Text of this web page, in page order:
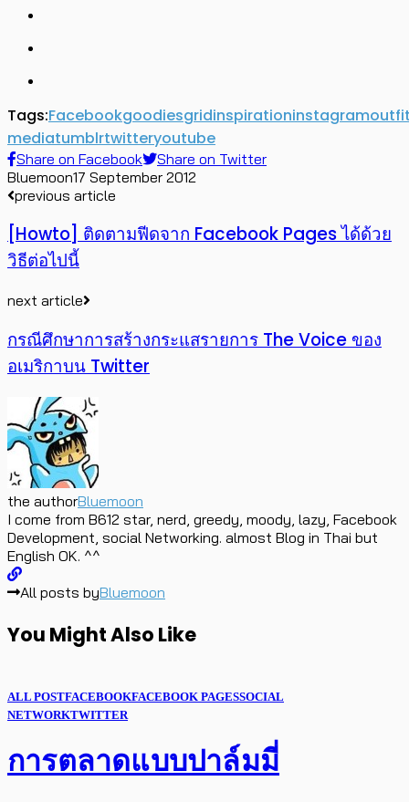
Tags:Facebookgoodiesgridinspirationinstagram
mediatumblrtwitteryoutube
Share on Facebook
Share on Twitter
Bluemoon17 September 2012
previous article
[Howto] ติดตามฟีดจาก Facebook Pages ได้ด้วย
วิธีต่อไปนี้
next article
กรณีศึกษาการสร้างกระแสรายการ The Voice ของ
อเมริกาบน Twitter
the authorBluemoon
I come from B612 star, nerd, greedy, moody, lazy, Facebook
Development, social Networking. almost Blog in Thai but
English OK. ^^
All posts byBluemoon
You Might Also Like
ALL POSTFACEBOOKFACEBOOK PAGESSOCIAL
NETWORKTWITTER
การตลาดแบบปาล์มมี่